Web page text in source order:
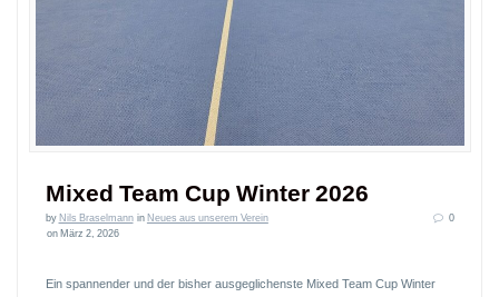
Mixed Team Cup Winter 2026
byNils Braselmann inNeues aus unserem Verein
on März 2, 2026
0
Ein spannender und der bisher ausgeglichenste Mixed Team Cup Winter